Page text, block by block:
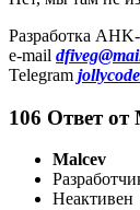
Разработка
e-mail
Telegram
106 Ответ от
Malcev
Неактивен